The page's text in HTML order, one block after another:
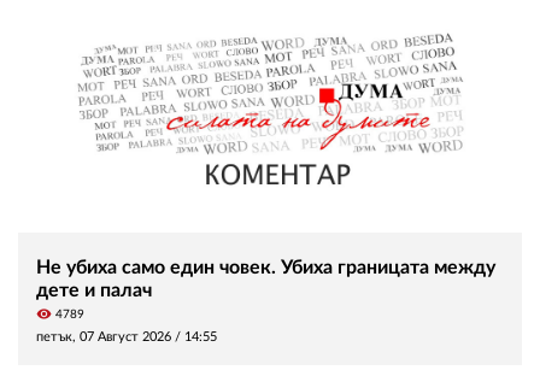
Не убиха само един човек. Убиха границата между
дете и палач
visibility 4789
петък, 07 Август 2026 / 14:55